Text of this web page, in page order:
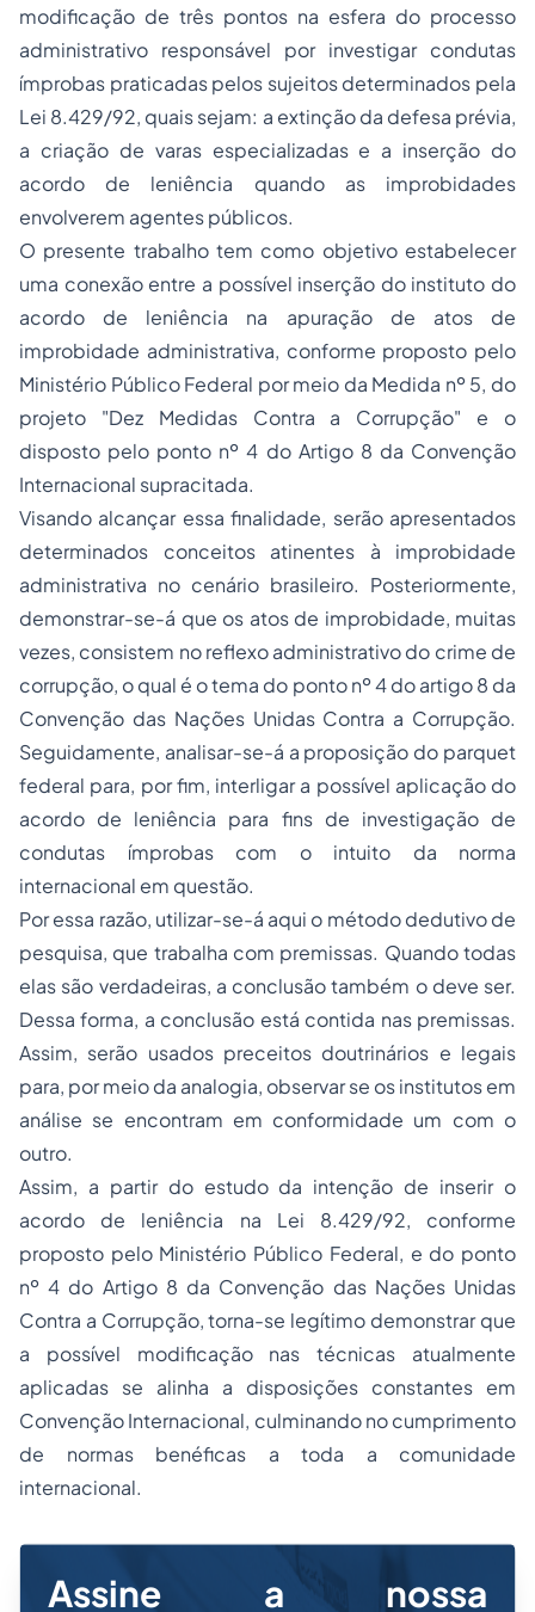
modificação de três pontos na esfera do processo
administrativo responsável por investigar condutas
ímprobas praticadas pelos sujeitos determinados pela
Lei 8.429/92, quais sejam: a extinção da defesa prévia,
a criação de varas especializadas e a inserção do
acordo de leniência quando as improbidades
envolverem agentes públicos.
O presente trabalho tem como objetivo estabelecer
uma conexão entre a possível inserção do instituto do
acordo de leniência na apuração de atos de
improbidade administrativa, conforme proposto pelo
Ministério Público Federal por meio da Medida nº 5, do
projeto "Dez Medidas Contra a Corrupção" e o
disposto pelo ponto nº 4 do Artigo 8 da Convenção
Internacional supracitada.
Visando alcançar essa finalidade, serão apresentados
determinados conceitos atinentes à improbidade
administrativa no cenário brasileiro. Posteriormente,
demonstrar-se-á que os atos de improbidade, muitas
vezes, consistem no reflexo administrativo do crime de
corrupção, o qual é o tema do ponto nº 4 do artigo 8 da
Convenção das Nações Unidas Contra a Corrupção.
Seguidamente, analisar-se-á a proposição do parquet
federal para, por fim, interligar a possível aplicação do
acordo de leniência para fins de investigação de
condutas ímprobas com o intuito da norma
internacional em questão.
Por essa razão, utilizar-se-á aqui o método dedutivo de
pesquisa, que trabalha com premissas. Quando todas
elas são verdadeiras, a conclusão também o deve ser.
Dessa forma, a conclusão está contida nas premissas.
Assim, serão usados preceitos doutrinários e legais
para, por meio da analogia, observar se os institutos em
análise se encontram em conformidade um com o
outro.
Assim, a partir do estudo da intenção de inserir o
acordo de leniência na Lei 8.429/92, conforme
proposto pelo Ministério Público Federal, e do ponto
nº 4 do Artigo 8 da Convenção das Nações Unidas
Contra a Corrupção, torna-se legítimo demonstrar que
a possível modificação nas técnicas atualmente
aplicadas se alinha a disposições constantes em
Convenção Internacional, culminando no cumprimento
de normas benéficas a toda a comunidade
internacional.
Assine a nossa